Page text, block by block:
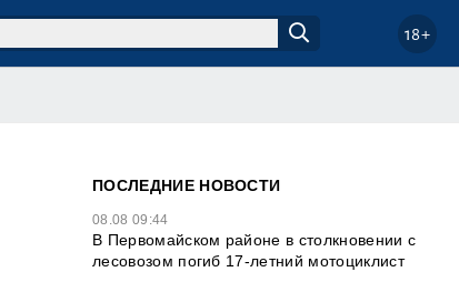
18+
ПОСЛЕДНИЕ НОВОСТИ
08.08 09:44
В Первомайском районе в столкновении с
лесовозом погиб 17-летний мотоциклист